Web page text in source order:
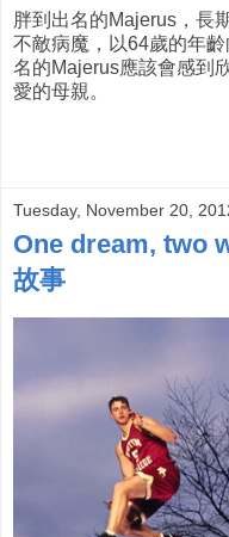
胖到出名的Majerus，長
不敵病魔，以64歲的年
名的Majerus應該會感到
愛的母親。
Tuesday, November 20,
One dream, two
故事